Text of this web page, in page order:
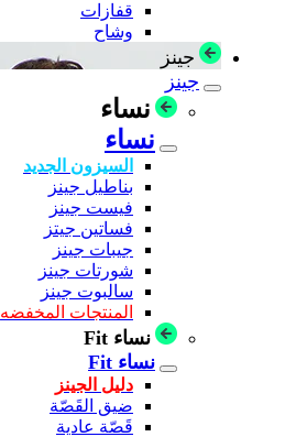
قفازات
وشاح
جينز
جينز
نساء
نساء
السيزون الجديد
بناطيل جينز
فيست جينز
فساتين جيتز
جيبات جينز
شورتات جينز
سالبوت جينز
المنتجات المخفضه
نساء Fit
نساء Fit
دليل الجينز
ضيق القَصّة
قَصّة عادية